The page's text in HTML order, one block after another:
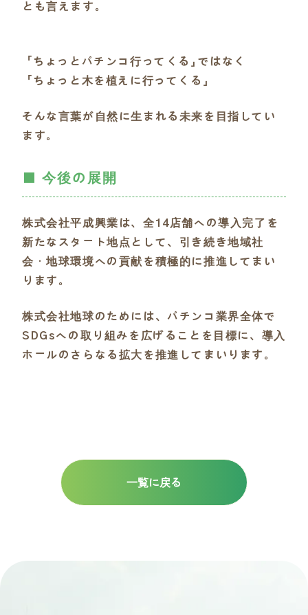
とも言えます。
「ちょっとパチンコ行ってくる」ではなく
「ちょっと木を植えに行ってくる」
そんな言葉が自然に生まれる未来を目指してい
ます。
■ 今後の展開
株式会社平成興業は、全14店舗への導入完了を
新たなスタート地点として、引き続き地域社
会・地球環境への貢献を積極的に推進してまい
ります。
株式会社地球のためには、パチンコ業界全体で
SDGsへの取り組みを広げることを目標に、導入
ホールのさらなる拡大を推進してまいります。
一覧に戻る